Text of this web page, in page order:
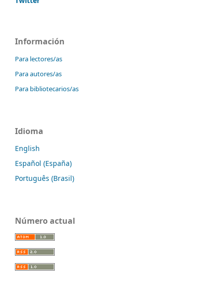
Información
Para lectores/as
Para autores/as
Para bibliotecarios/as
Idioma
English
Español (España)
Português (Brasil)
Número actual